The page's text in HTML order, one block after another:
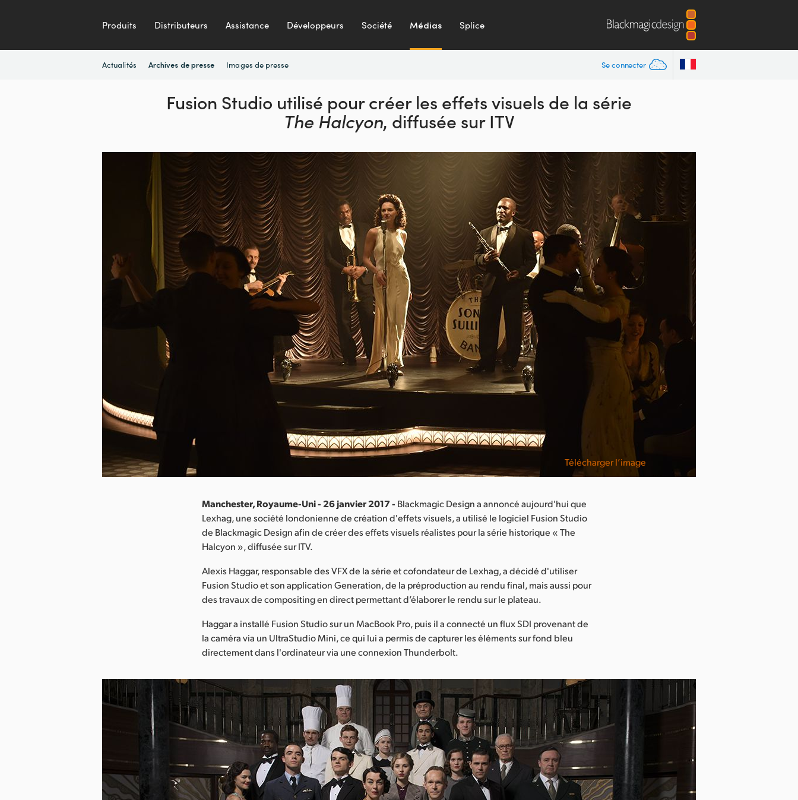
Produits Distributeurs Assistance Développeurs Société Médias Splice
Se connecter
Actualités Archives de presse Images de presse
Fusion Studio utilisé pour créer les effets visuels de la série
The Halcyon, diffusée sur ITV
Télécharger l’image
Manchester, Royaume-Uni - 26 janvier 2017 - Blackmagic Design a annoncé aujourd'hui que
Lexhag, une société londonienne de création d'effets visuels, a utilisé le logiciel Fusion Studio
de Blackmagic Design afin de créer des effets visuels réalistes pour la série historique « The
Halcyon », diffusée sur ITV.
Alexis Haggar, responsable des VFX de la série et cofondateur de Lexhag, a décidé d'utiliser
Fusion Studio et son application Generation, de la préproduction au rendu final, mais aussi pour
des travaux de compositing en direct permettant d’élaborer le rendu sur le plateau.
Haggar a installé Fusion Studio sur un MacBook Pro, puis il a connecté un flux SDI provenant de
la caméra via un UltraStudio Mini, ce qui lui a permis de capturer les éléments sur fond bleu
directement dans l'ordinateur via une connexion Thunderbolt.